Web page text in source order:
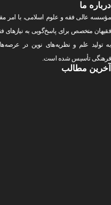
درباره ما
مؤسسه عالی فقه و علوم اسلامی، با امر
فقیهان متخصص برای پاسخ‌گویی به
به تولید علم و نظریه‌های نوین در
فرهنگی تأسیس شده است.
آخرین مطالب